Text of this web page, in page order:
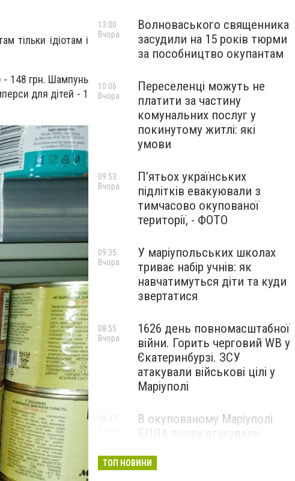
тільки ідіотам і
- 148 грн. Шампунь
для дітей - 1
Волноваського священника
засудили на 15 років тюрми
за пособництво окупантам
13:00
Вчора
Переселенці можуть не
платити за частину
комунальних послуг у
покинутому житлі: які
умови
10:06
Вчора
П’ятьох українських
підлітків евакуювали з
тимчасово окупованої
території, - ФОТО
09:53
Вчора
У маріупольських школах
триває набір учнів: як
навчатимуться діти та куди
звертатися
09:35
Вчора
1626 день повномасштабної
війни. Горить черговий WB у
Єкатеринбурзі. ЗСУ
атакували військові цілі у
Маріуполі
08:55
Вчора
В окупованому Маріуполі
БПЛА знову атакували
— ВІДЕО
ТОП НОВИНИ